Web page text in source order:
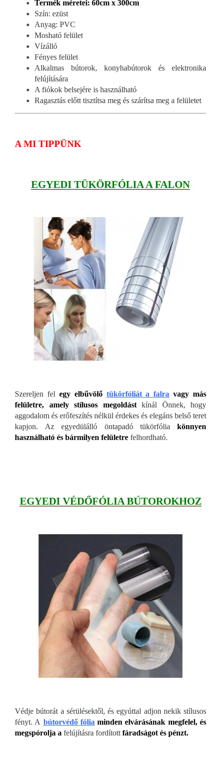
Termék méretei: 60cm x 300cm
Szín: ezüst
Anyag: PVC
Mosható felület
Vízálló
Fényes felület
Alkalmas bútorok, konyhabútorok és elektronika
felújítására
A fiókok belsejére is használható
Ragasztás előtt tisztítsa meg és szárítsa meg a felületet
A MI TIPPÜNK
EGYEDI TÜKÖRFÓLIA A FALON
Szereljen fel egy elbűvölő tükörfóliát a falra vagy más
felületre, amely stílusos megoldást kínál Önnek, hogy
aggodalom és erőfeszítés nélkül érdekes és elegáns belső teret
kapjon. Az egyedülálló öntapadó tükörfólia könnyen
használható és bármilyen felületre felhordható.
EGYEDI VÉDŐFÓLIA BÚTOROKHOZ
Védje bútorát a sérülésektől, és egyúttal adjon nekik stílusos
fényt. A bútorvédő fólia minden elvárásának megfelel, és
megspórolja a felújításra fordított fáradságot és pénzt.